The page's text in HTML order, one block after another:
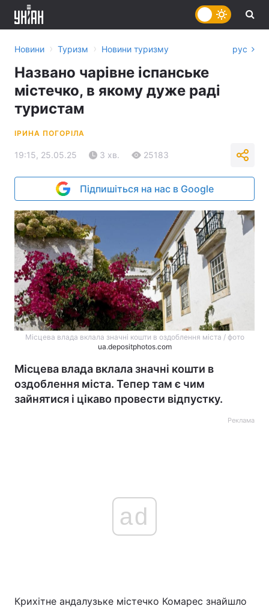
Новини › Туризм › Новини туризму рус
Названо чарівне іспанське
містечко, в якому дуже раді
туристам
ІРИНА ПОГОРІЛА
19:15, 25.05.25 3 хв. 25183
Підпишіться на нас в Google
Місцева влада вклала значні кошти в оздоблення міста / фото
ua.depositphotos.com
Місцева влада вклала значні кошти в
оздоблення міста. Тепер там є чим
зайнятися і цікаво провести відпустку.
Реклама
ad
Крихітне андалузьке містечко Комарес знайшло